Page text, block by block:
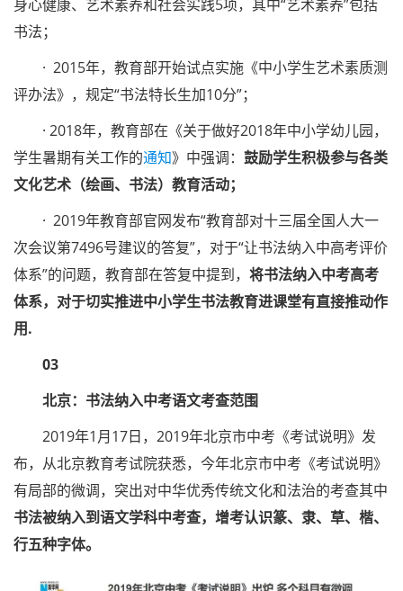
身心健康、艺术素养和社会实践5项，其中“艺术素养”包括
书法；
· 2015年，教育部开始试点实施《中小学生艺术素质测
评办法》，规定“书法特长生加10分”；
· 2018年，教育部在《关于做好2018年中小学幼儿园，
学生暑期有关工作的通知》中强调： 鼓励学生积极参与各类
文化艺术（绘画、书法）教育活动；
· 2019年教育部官网发布“教育部对十三届全国人大一
次会议第7496号建议的答复”，对于“让书法纳入中高考评价
体系”的问题，教育部在答复中提到， 将书法纳入中考高考
体系，对于切实推进中小学生书法教育进课堂有直接推动作
用.
03
北京：书法纳入中考语文考查范围
2019年1月17日，2019年北京市中考《考试说明》发
布，从北京教育考试院获悉，今年北京市中考《考试说明》
有局部的微调，突出对中华优秀传统文化和法治的考查其中
书法被纳入到语文学科中考查，增考认识篆、隶、草、楷、
行五种字体。